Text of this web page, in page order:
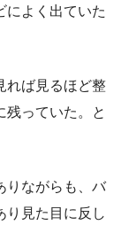
によく出ていた
れば見るほど整
残っていた。と
りながらも、バ
り見た目に反し